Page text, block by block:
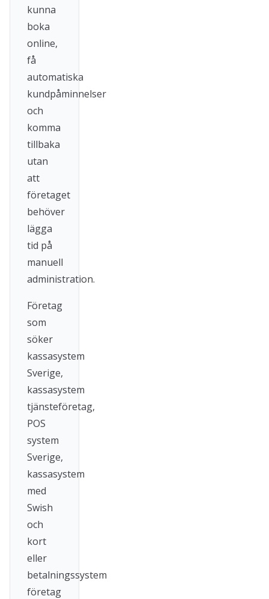
kunna
boka
online,
få
automatiska
kundpåminnelser
och
komma
tillbaka
utan
att
företaget
behöver
lägga
tid på
manuell
administration.
Företag
som
söker
kassasystem
Sverige,
kassasystem
tjänsteföretag,
POS
system
Sverige,
kassasystem
med
Swish
och
kort
eller
betalningssystem
företag